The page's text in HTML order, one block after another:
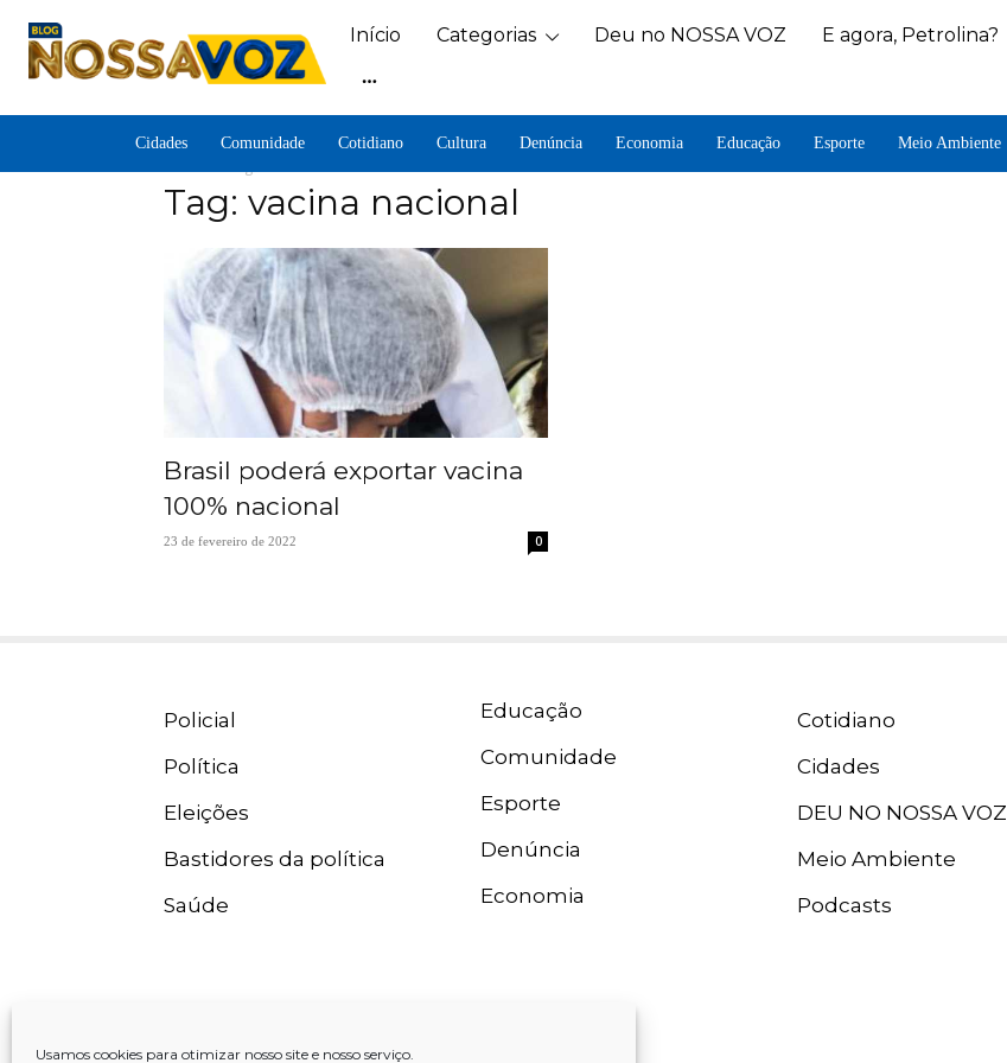
Usamos cookies para otimizar nosso site e nosso serviço.
Início Categorias Deu no NOSSA VOZ E agora, Petrolina?
Cidades Comunidade Cotidiano Cultura Denúncia Economia Educação Esporte Meio Ambiente
Tag: vacina nacional
Brasil poderá exportar vacina
100% nacional
23 de fevereiro de 2022 0
Policial
Política
Eleições
Bastidores da política
Saúde
Educação
Comunidade
Esporte
Denúncia
Economia
Cotidiano
Cidades
DEU NO NOSSA VOZ
Meio Ambiente
Podcasts